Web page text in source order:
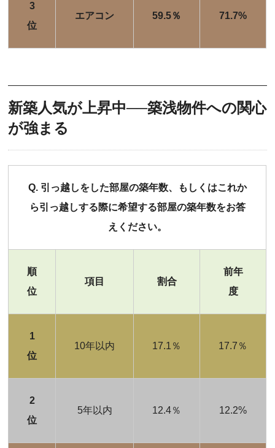
3
位
エアコン 59.5％ 71.7%
新築人気が上昇中──築浅物件への関心
が強まる
Q. 引っ越しをした部屋の築年数、もしくはこれか
ら引っ越しする際に希望する部屋の築年数をお答
えください。
順
位
項目 割合
前年
度
1
位
10年以内 17.1％ 17.7％
2
位
5年以内 12.4％ 12.2%